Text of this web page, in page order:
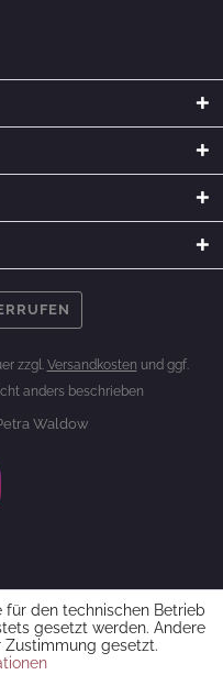
zzgl. Versandkosten und ggf.
anders beschrieben
Waldow
für den technischen Betrieb
gesetzt werden. Andere
Zustimmung gesetzt.